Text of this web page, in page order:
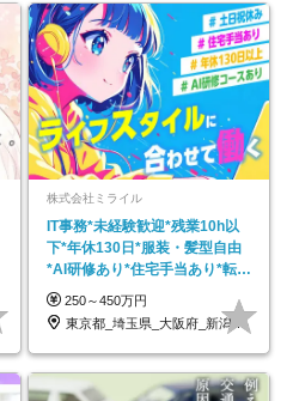
株式会社ミライル
IT事務*未経験歓迎*残業10h以
下*年休130日*服装・髪型自由
*AI研修あり*住宅手当あり*転勤
なし
250～450万円
東京都_埼玉県_大阪府_新潟県_福岡県